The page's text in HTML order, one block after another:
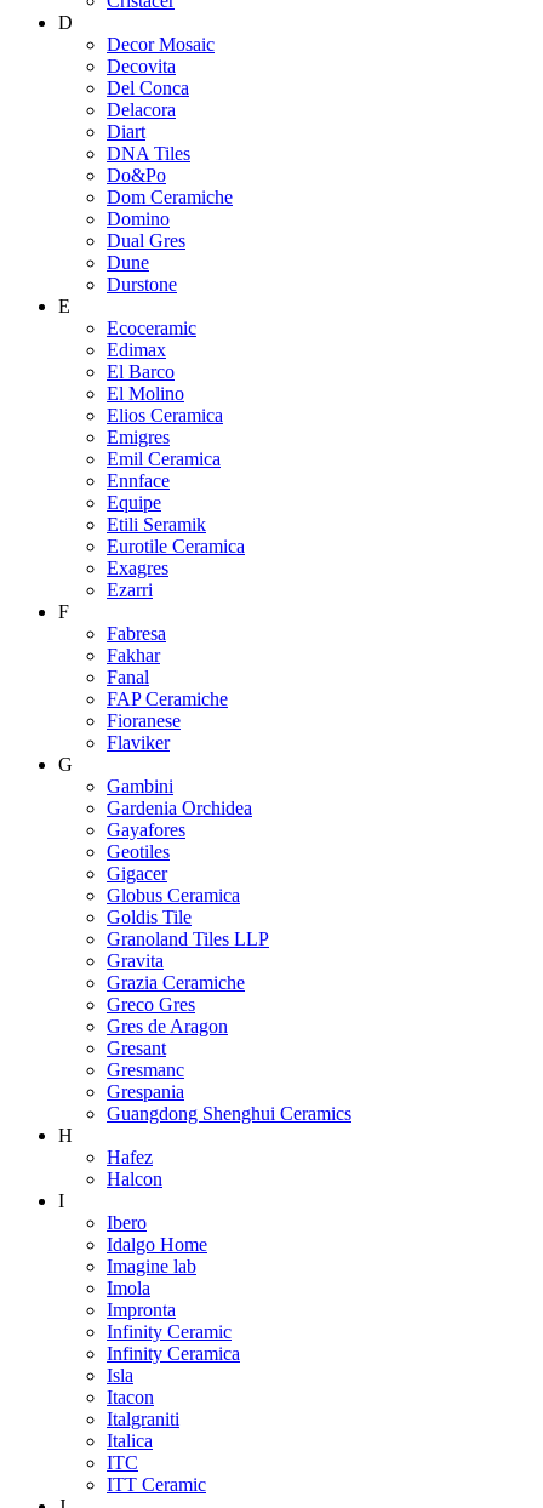
D
Decor Mosaic
Decovita
Del Conca
Delacora
Diart
DNA Tiles
Do&Po
Dom Ceramiche
Domino
Dual Gres
Dune
Durstone
E
Ecoceramic
Edimax
El Barco
El Molino
Elios Ceramica
Emigres
Emil Ceramica
Ennface
Equipe
Etili Seramik
Eurotile Ceramica
Exagres
Ezarri
F
Fabresa
Fakhar
Fanal
FAP Ceramiche
Fioranese
Flaviker
G
Gambini
Gardenia Orchidea
Gayafores
Geotiles
Gigacer
Globus Ceramica
Goldis Tile
Granoland Tiles LLP
Gravita
Grazia Ceramiche
Greco Gres
Gres de Aragon
Gresant
Gresmanc
Grespania
Guangdong Shenghui Ceramics
H
Hafez
Halcon
I
Ibero
Idalgo Home
Imagine lab
Imola
Impronta
Infinity Ceramic
Infinity Ceramica
Isla
Itacon
Italgraniti
Italica
ITC
ITT Ceramic